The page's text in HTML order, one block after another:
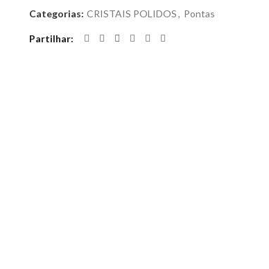
Categorias: CRISTAIS POLIDOS, Pontas
Partilhar